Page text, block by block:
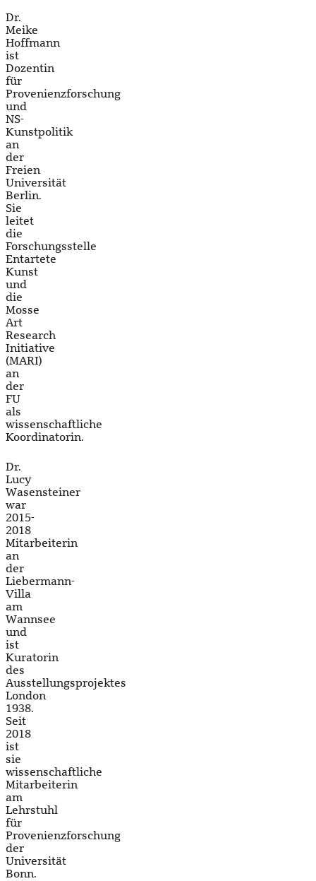
Dr.
Meike
Hoffmann
ist
Dozentin
für
Provenienzforschung
und
NS-
Kunstpolitik
an
der
Freien
Universität
Berlin.
Sie
leitet
die
Forschungsstelle
Entartete
Kunst
und
die
Mosse
Art
Research
Initiative
(MARI)
an
der
FU
als
wissenschaftliche
Koordinatorin.
Dr.
Lucy
Wasensteiner
war
2015-
2018
Mitarbeiterin
an
der
Liebermann-
Villa
am
Wannsee
und
ist
Kuratorin
des
Ausstellungsprojektes
London
1938.
Seit
2018
ist
sie
wissenschaftliche
Mitarbeiterin
am
Lehrstuhl
für
Provenienzforschung
der
Universität
Bonn.